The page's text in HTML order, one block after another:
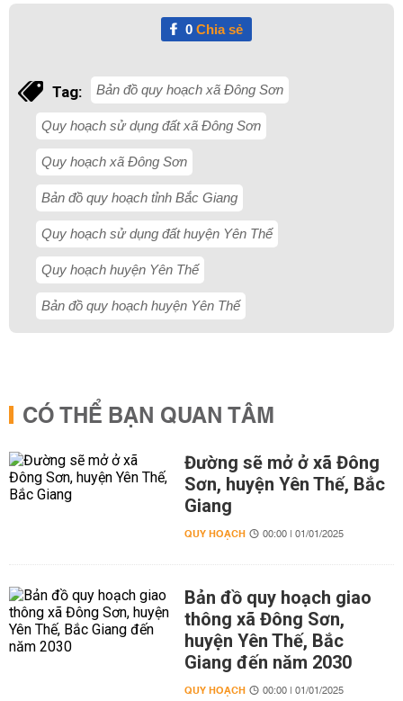
0Chia sẻ
Tag: Bản đồ quy hoạch xã Đông Sơn
Quy hoạch sử dụng đất xã Đông Sơn
Quy hoạch xã Đông Sơn
Bản đồ quy hoạch tỉnh Bắc Giang
Quy hoạch sử dụng đất huyện Yên Thế
Quy hoạch huyện Yên Thế
Bản đồ quy hoạch huyện Yên Thế
CÓ THỂ BẠN QUAN TÂM
Đường sẽ mở ở xã Đông
Sơn, huyện Yên Thế, Bắc
Giang
QUY HOẠCH 00:00 | 01/01/2025
Bản đồ quy hoạch giao
thông xã Đông Sơn,
huyện Yên Thế, Bắc
Giang đến năm 2030
QUY HOẠCH 00:00 | 01/01/2025